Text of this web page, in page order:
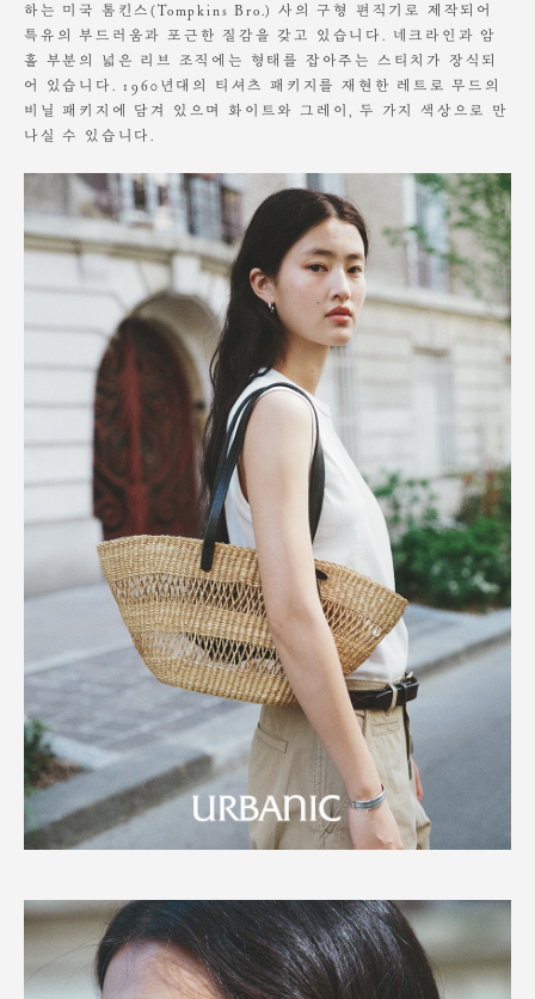
하는 미국 톰킨스(Tompkins Bro.) 사의 구형 편직기로 제작되어
특유의 부드러움과 포근한 질감을 갖고 있습니다. 네크라인과 암
홀 부분의 넓은 리브 조직에는 형태를 잡아주는 스티치가 장식되
어 있습니다. 1960년대의 티셔츠 패키지를 재현한 레트로 무드의
비닐 패키지에 담겨 있으며 화이트와 그레이, 두 가지 색상으로 만
나실 수 있습니다.